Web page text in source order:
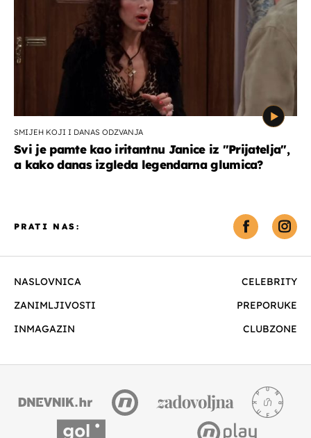
SMIJEH KOJI I DANAS ODZVANJA
Svi je pamte kao iritantnu Janice iz "Prijatelja",
a kako danas izgleda legendarna glumica?
NASLOVNICA
CELEBRITY
ZANIMLJIVOSTI
PREPORUKE
INMAGAZIN
CLUBZONE
PRATI NAS: